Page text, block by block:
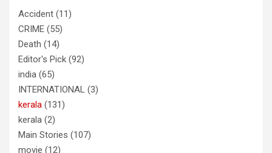
Accident (11)
CRIME (55)
Death (14)
Editor's Pick (92)
india (65)
INTERNATIONAL (3)
kerala (131)
kerala (2)
Main Stories (107)
movie (12)